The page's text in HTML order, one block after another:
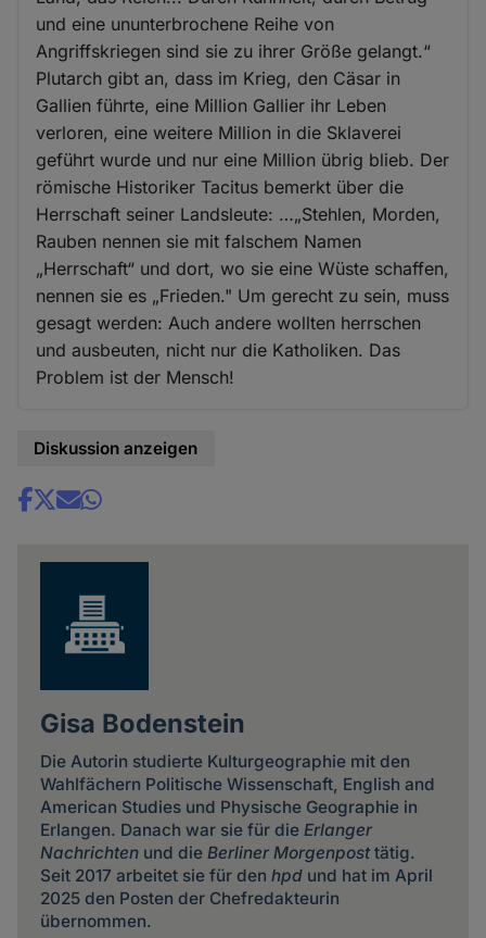
und eine ununterbrochene Reihe von
Angriffskriegen sind sie zu ihrer Größe gelangt.“
Plutarch gibt an, dass im Krieg, den Cäsar in
Gallien führte, eine Million Gallier ihr Leben
verloren, eine weitere Million in die Sklaverei
geführt wurde und nur eine Million übrig blieb. Der
römische Historiker Tacitus bemerkt über die
Herrschaft seiner Landsleute: …„Stehlen, Morden,
Rauben nennen sie mit falschem Namen
„Herrschaft“ und dort, wo sie eine Wüste schaffen,
nennen sie es „Frieden." Um gerecht zu sein, muss
gesagt werden: Auch andere wollten herrschen
und ausbeuten, nicht nur die Katholiken. Das
Problem ist der Mensch!
Diskussion anzeigen
Share
Gisa Bodenstein
Die Autorin studierte Kulturgeographie mit den
Wahlfächern Politische Wissenschaft, English and
American Studies und Physische Geographie in
Erlangen. Danach war sie für die Erlanger
Nachrichtenund die Berliner Morgenposttätig.
Seit 2017 arbeitet sie für den hpdund hat im April
2025 den Posten der Chefredakteurin
übernommen.